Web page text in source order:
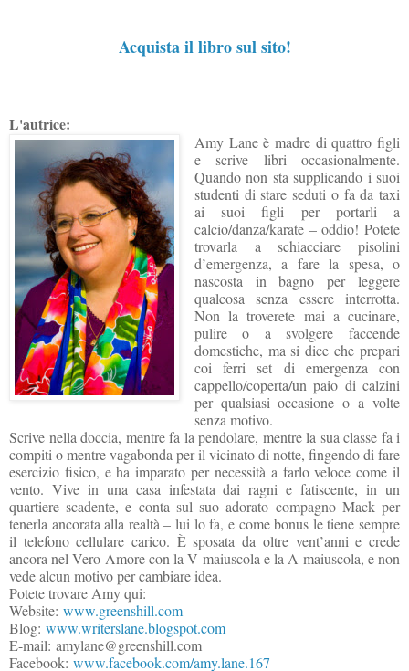
Acquista il libro sul sito!
L'autrice:
Amy Lane è madre di quattro figli
e scrive libri occasionalmente.
Quando non sta supplicando i suoi
studenti di stare seduti o fa da taxi
ai suoi figli per portarli a
calcio/danza/karate – oddio! Potete
trovarla a schiacciare pisolini
d’emergenza, a fare la spesa, o
nascosta in bagno per leggere
qualcosa senza essere interrotta.
Non la troverete mai a cucinare,
pulire o a svolgere faccende
domestiche, ma si dice che prepari
coi ferri set di emergenza con
cappello/coperta/un paio di calzini
per qualsiasi occasione o a volte
senza motivo.
Scrive nella doccia, mentre fa la pendolare, mentre la sua classe fa i
compiti o mentre vagabonda per il vicinato di notte, fingendo di fare
esercizio fisico, e ha imparato per necessità a farlo veloce come il
vento. Vive in una casa infestata dai ragni e fatiscente, in un
quartiere scadente, e conta sul suo adorato compagno Mack per
tenerla ancorata alla realtà – lui lo fa, e come bonus le tiene sempre
il telefono cellulare carico. È sposata da oltre vent’anni e crede
ancora nel Vero Amore con la V maiuscola e la A maiuscola, e non
vede alcun motivo per cambiare idea.
Potete trovare Amy qui:
Website: www.greenshill.com
Blog: www.writerslane.blogspot.com
E-mail: amylane@greenshill.com
Facebook: www.facebook.com/amy.lane.167